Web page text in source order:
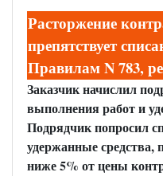
Расторжение
препятствует
Правилам N 783,
Заказчик начислил
выполнения работ и
Подрядчик попросил
удержанные средства,
ниже 5% от цены